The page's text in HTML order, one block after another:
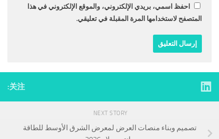
احفظ اسمي، بريدي الإلكتروني، والموقع الإلكتروني في هذا
المتصفح لاستخدامها المرة المقبلة في تعليقي.
关注:
NEXT STORY
تصميم وبناء منصات العرض لمعرض الشرق الأوسط للطاقة